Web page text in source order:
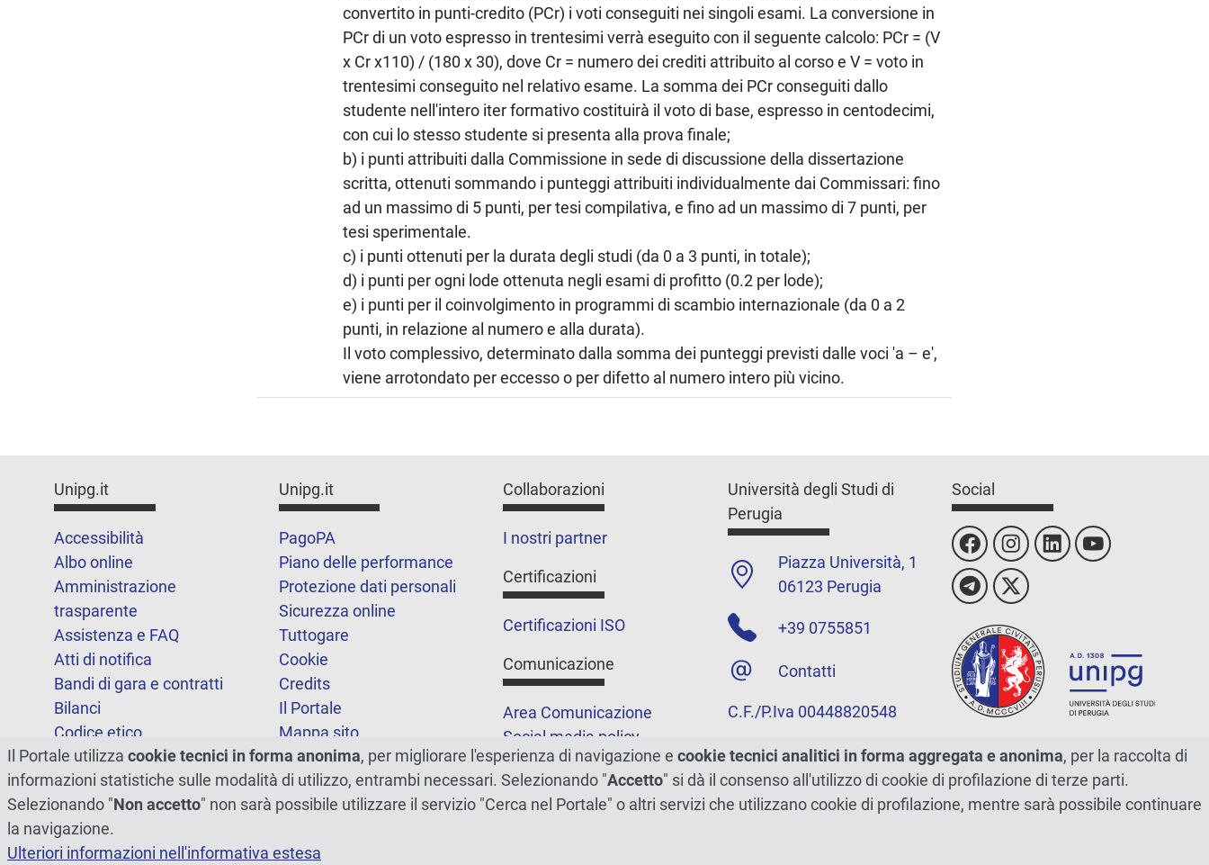
convertito in punti-credito (PCr) i voti conseguiti nei singoli esami. La conversione in
PCr di un voto espresso in trentesimi verrà eseguito con il seguente calcolo: PCr = (V
x Cr x110) / (180 x 30), dove Cr = numero dei crediti attribuito al corso e V = voto in
trentesimi conseguito nel relativo esame. La somma dei PCr conseguiti dallo
studente nell'intero iter formativo costituirà il voto di base, espresso in centodecimi,
con cui lo stesso studente si presenta alla prova finale;
b) i punti attribuiti dalla Commissione in sede di discussione della dissertazione
scritta, ottenuti sommando i punteggi attribuiti individualmente dai Commissari: fino
ad un massimo di 5 punti, per tesi compilativa, e fino ad un massimo di 7 punti, per
tesi sperimentale.
c) i punti ottenuti per la durata degli studi (da 0 a 3 punti, in totale);
d) i punti per ogni lode ottenuta negli esami di profitto (0.2 per lode);
e) i punti per il coinvolgimento in programmi di scambio internazionale (da 0 a 2
punti, in relazione al numero e alla durata).
Il voto complessivo, determinato dalla somma dei punteggi previsti dalle voci 'a – e',
viene arrotondato per eccesso o per difetto al numero intero più vicino.
Unipg.it
Accessibilità
Albo online
Amministrazione
trasparente
Assistenza e FAQ
Atti di notifica
Bandi di gara e contratti
Bilanci
Codice etico
FOIA
Note legali
Unipg.it
PagoPA
Piano delle performance
Protezione dati personali
Sicurezza online
Tuttogare
Cookie
Credits
Il Portale
Mappa sito
Statistiche
Dichiarazione di
accessibilità
Collaborazioni
I nostri partner
Certificazioni
Certificazioni ISO
Comunicazione
Area Comunicazione
Social media policy
Podcast
Merchandising e shop
5xmille
Università degli Studi di
Perugia
Piazza Università, 1
06123 Perugia
+39 0755851
Contatti
C.F./P.Iva 00448820548
Social
Il Portale utilizza cookie tecnici in forma anonima, per migliorare l'esperienza di navigazione e cookie tecnici analitici in forma aggregata e anonima, per la raccolta di
informazioni statistiche sulle modalità di utilizzo, entrambi necessari. Selezionando "Accetto" si dà il consenso all'utilizzo di cookie di profilazione di terze parti.
Selezionando "Non accetto" non sarà possibile utilizzare il servizio "Cerca nel Portale" o altri servizi che utilizzano cookie di profilazione, mentre sarà possibile continuare
la navigazione.
Ulteriori informazioni nell'informativa estesa